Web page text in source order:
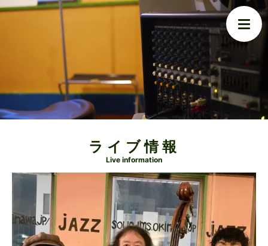
ライブ情報
Live information